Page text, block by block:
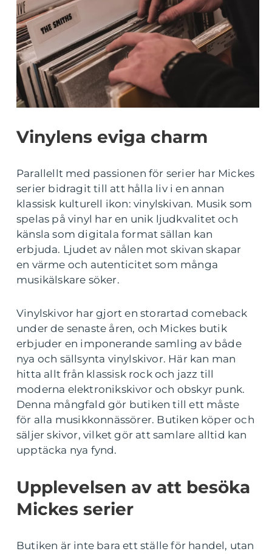
Vinylens eviga charm
Parallellt med passionen för serier har Mickes
serier bidragit till att hålla liv i en annan
klassisk kulturell ikon: vinylskivan. Musik som
spelas på vinyl har en unik ljudkvalitet och
känsla som digitala format sällan kan
erbjuda. Ljudet av nålen mot skivan skapar
en värme och autenticitet som många
musikälskare söker.
Vinylskivor har gjort en storartad comeback
under de senaste åren, och Mickes butik
erbjuder en imponerande samling av både
nya och sällsynta vinylskivor. Här kan man
hitta allt från klassisk rock och jazz till
moderna elektronikskivor och obskyr punk.
Denna mångfald gör butiken till ett måste
för alla musikkonnässörer. Butiken köper och
säljer skivor, vilket gör att samlare alltid kan
upptäcka nya fynd.
Upplevelsen av att besöka
Mickes serier
Butiken är inte bara ett ställe för handel, utan